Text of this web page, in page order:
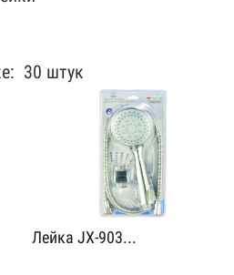
30 штук
Лейка JX-903...